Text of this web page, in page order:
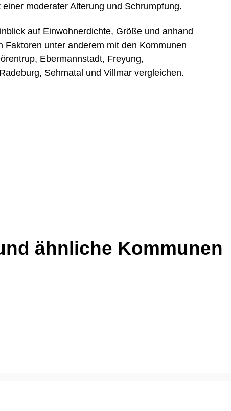
moderater Alterung und Schrumpfung.
auf Einwohnerdichte, Größe und anhand
Faktoren unter anderem mit den Kommunen
, Ebermannstadt, Freyung,
Radeburg, Sehmatal undVillmar vergleichen.
ähnliche Kommunen